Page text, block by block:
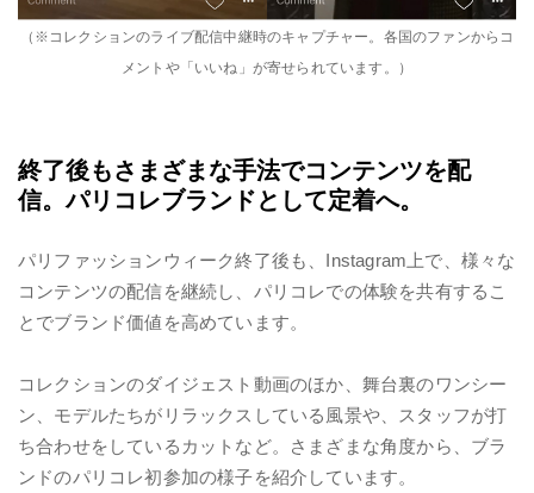
（※コレクションのライブ配信中継時のキャプチャー。各国のファンからコ
メントや「いいね」が寄せられています。）
終了後もさまざまな手法でコンテンツを配
信。パリコレブランドとして定着へ。
パリファッションウィーク終了後も、Instagram上で、様々な
コンテンツの配信を継続し、パリコレでの体験を共有するこ
とでブランド価値を高めています。
コレクションのダイジェスト動画のほか、舞台裏のワンシー
ン、モデルたちがリラックスしている風景や、スタッフが打
ち合わせをしているカットなど。さまざまな角度から、ブラ
ンドのパリコレ初参加の様子を紹介しています。